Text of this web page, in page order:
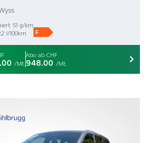
51 g/km
l/100km
F
/Mt.
Abo ab CHF
948.00 /Mt.